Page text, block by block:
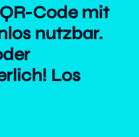
Code mit
nutzbar.
Los